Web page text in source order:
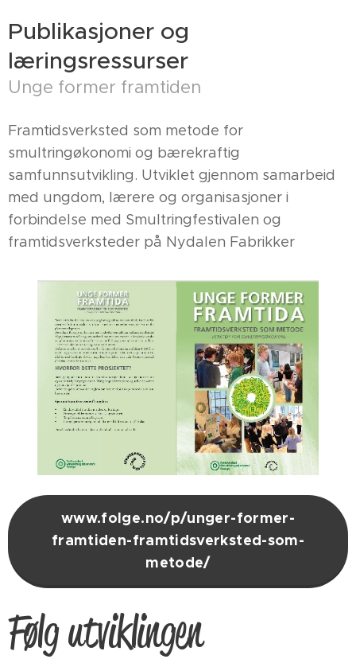
Publikasjoner og
læringsressurser
Unge former framtiden
Framtidsverksted som metode for
smultringøkonomi og bærekraftig
samfunnsutvikling. Utviklet gjennom samarbeid
med ungdom, lærere og organisasjoner i
forbindelse med Smultringfestivalen og
framtidsverksteder på Nydalen Fabrikker
www.folge.no/p/unger-former-
framtiden-framtidsverksted-som-
metode/
Følg utviklingen